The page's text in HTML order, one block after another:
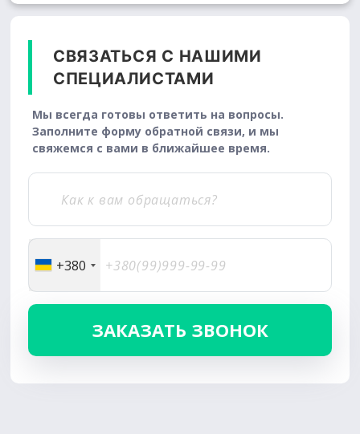
СВЯЗАТЬСЯ С НАШИМИ
СПЕЦИАЛИСТАМИ
Мы всегда готовы ответить на вопросы.
Заполните форму обратной связи, и мы
свяжемся с вами в ближайшее время.
+380